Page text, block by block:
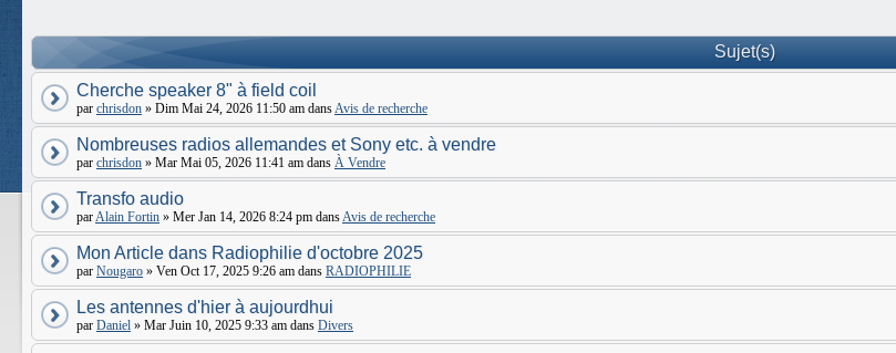
Sujet(s)
Cherche speaker 8" à field coil
par chrisdon » Dim Mai 24, 2026 11:50 am dansAvis de recherche
Nombreuses radios allemandes et Sony etc. à vendre
par chrisdon » Mar Mai 05, 2026 11:41 am dans À Vendre
Transfo audio
parAlain Fortin » Mer Jan 14, 2026 8:24 pm dansAvis de recherche
Mon Article dans Radiophilie d'octobre 2025
par Nougaro » Ven Oct 17, 2025 9:26 am dans RADIOPHILIE
Les antennes d'hier à aujourdhui
par Daniel » Mar Juin 10, 2025 9:33 am dans Divers